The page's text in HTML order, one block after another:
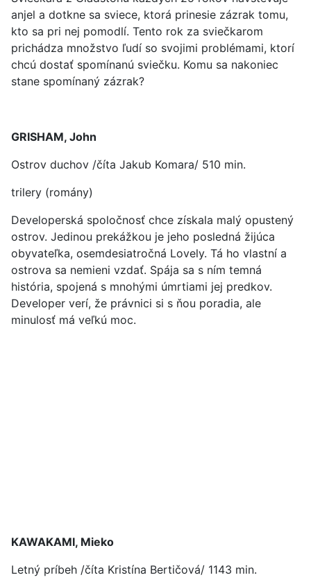
anjel a dotkne sa sviece, ktorá prinesie zázrak tomu,
kto sa pri nej pomodlí. Tento rok za sviečkarom
prichádza množstvo ľudí so svojimi problémami, ktorí
chcú dostať spomínanú sviečku. Komu sa nakoniec
stane spomínaný zázrak?
GRISHAM, John
Ostrov duchov /číta Jakub Komara/ 510 min.
trilery (romány)
Developerská spoločnosť chce získala malý opustený
ostrov. Jedinou prekážkou je jeho posledná žijúca
obyvateľka, osemdesiatročná Lovely. Tá ho vlastní a
ostrova sa nemieni vzdať. Spája sa s ním temná
história, spojená s mnohými úmrtiami jej predkov.
Developer verí, že právnici si s ňou poradia, ale
minulosť má veľkú moc.
KAWAKAMI, Mieko
Letný príbeh /číta Kristína Bertičová/ 1143 min.